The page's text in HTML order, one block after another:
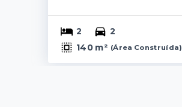
2
2
140 m² (Área Construída)